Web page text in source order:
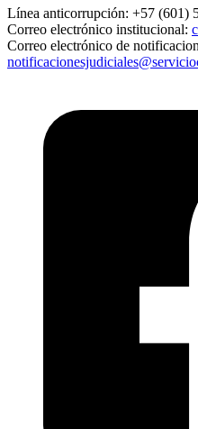
Línea anticorrupción: +57 (601)
Correo electrónico institucional:
Correo electrónico de